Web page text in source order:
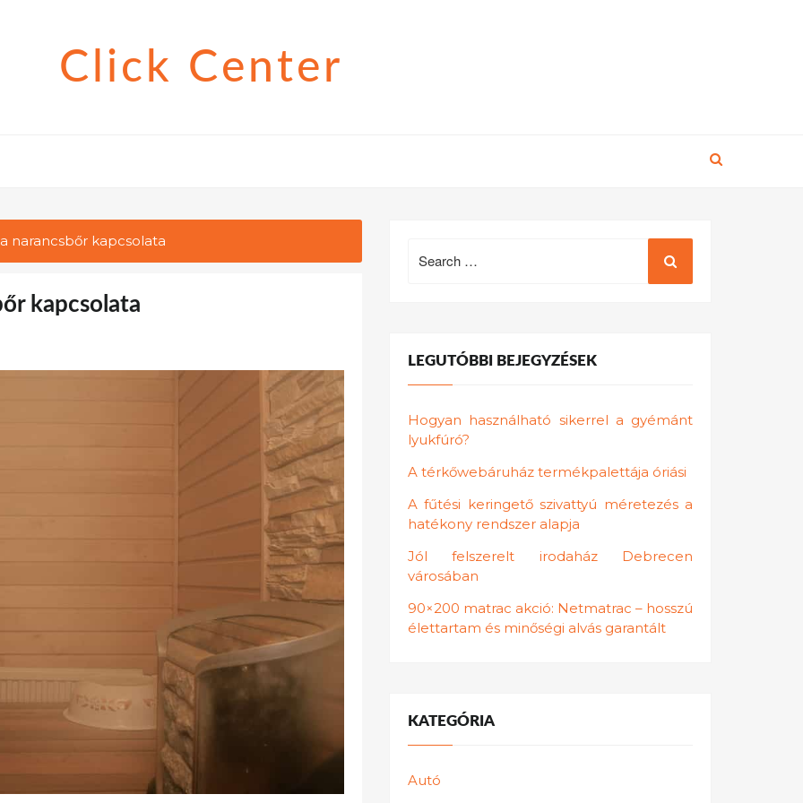
Click Center
narancsbőr kapcsolata
kapcsolata
for:
LEGUTÓBBI BEJEGYZÉSEK
Hogyan használható sikerrel a gyémánt
lyukfúró?
A térkőwebáruház termékpalettája óriási
A fűtési keringető szivattyú méretezés a
hatékony rendszer alapja
Jól felszerelt irodaház Debrecen
városában
90×200 matrac akció: Netmatrac – hosszú
élettartam és minőségi alvás garantált
KATEGÓRIA
Autó